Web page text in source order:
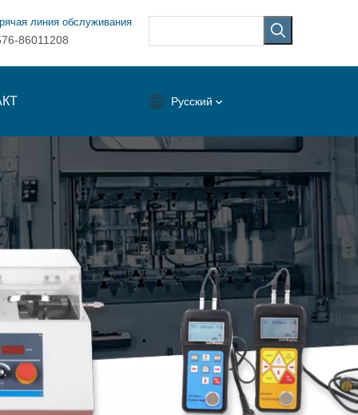
линия обслуживания
86011208
Pусский